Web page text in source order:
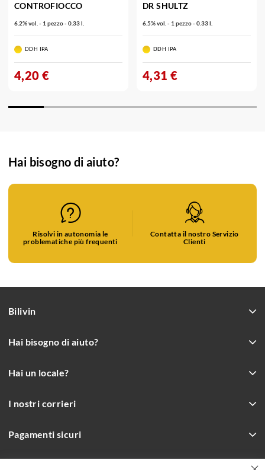
CONTROFIOCCO
6.2% vol. - 1 pezzo - 0.33 l.
DDH IPA
4,20 €
DR SHULTZ
6.5% vol. - 1 pezzo - 0.33 l.
DDH IPA
4,31 €
Hai bisogno di aiuto?
Risolvi in autonomia le
problematiche più frequenti
Contatta il nostro Servizio
Clienti
Bilivin
Hai bisogno di aiuto?
Hai un locale?
I nostri corrieri
Pagamenti sicuri